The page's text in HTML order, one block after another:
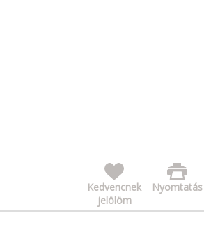
Nyomtatás
Kedvencnek
jelölöm